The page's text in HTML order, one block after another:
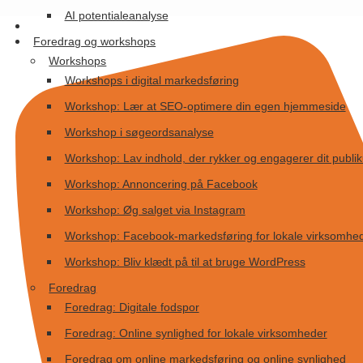
indhold
AI potentialeanalyse
Foredrag og workshops
Workshops
Workshops i digital markedsføring
Workshop: Lær at SEO-optimere din egen hjemmeside
Workshop i søgeordsanalyse
Workshop: Lav indhold, der rykker og engagerer dit
Workshop: Annoncering på Facebook
Workshop: Øg salget via Instagram
Workshop: Facebook-markedsføring for lokale
Workshop: Bliv klædt på til at bruge WordPress
Foredrag
Foredrag: Digitale fodspor
Foredrag: Online synlighed for lokale virksomheder
Foredrag om online markedsføring og online synlighed